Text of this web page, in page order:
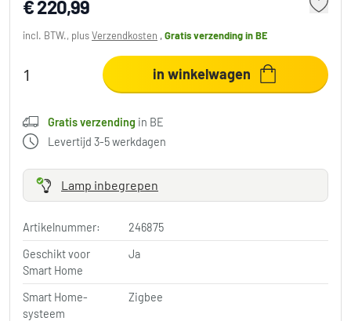
€ 220,99
incl. BTW., plusVerzendkosten ,Gratis verzendingin BE
in winkelwagen
Gratis verzending in BE
Levertijd 3-5 werkdagen
Lamp inbegrepen
Artikelnummer:
246875
Geschikt voor
Smart Home
Ja
Smart Home-
systeem
Zigbee